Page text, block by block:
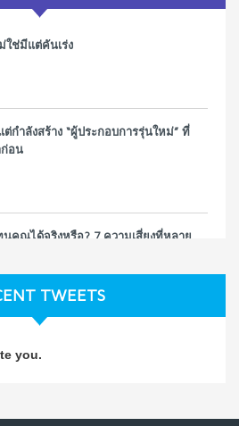
ใช่มีแต่คันเร่ง
ต่กำลังสร้าง “ผู้ประกอบการรุ่นใหม่” ที่
ก่อน
นคุณได้จริงหรือ? 7 ความเสี่ยงที่หลาย
ย์บอม
TWEETS
you.